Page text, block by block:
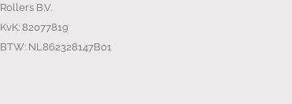
Rollers B.V.
KvK: 82077819
BTW: NL862328147B01